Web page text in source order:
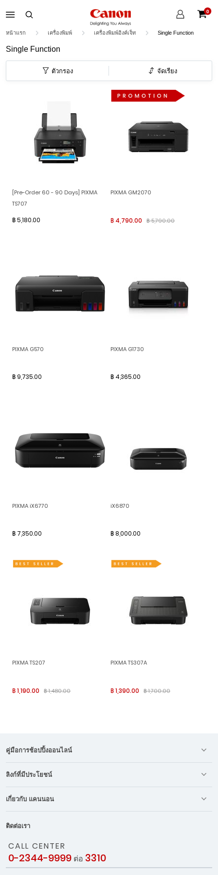
บัญชี
ของ
0
หน้าแรก เครื่องพิมพ์ เครื่องพิมพ์อิงค์เจ็ท Single Function
Single Function
ตัวกรอง จัดเรียง
[Pre-Order 60 - 90 Days] PIXMA
TS707
฿ 5,180.00
PIXMA GM2070
฿ 4,790.00 ฿ 5,790.00
PIXMA G570
฿ 9,735.00
PIXMA G1730
฿ 4,365.00
PIXMA iX6770
฿ 7,350.00
iX6870
฿ 8,000.00
PIXMA TS207
฿ 1,190.00 ฿ 1,480.00
PIXMA TS307A
฿ 1,390.00 ฿ 1,700.00
คู่มือการช้อปปิ้งออนไลน์
ลิงก์ที่มีประโยชน์
เกี่ยวกับ แคนนอน
ติดต่อเรา
CALL CENTER
0-2344-9999 ต่อ 3310